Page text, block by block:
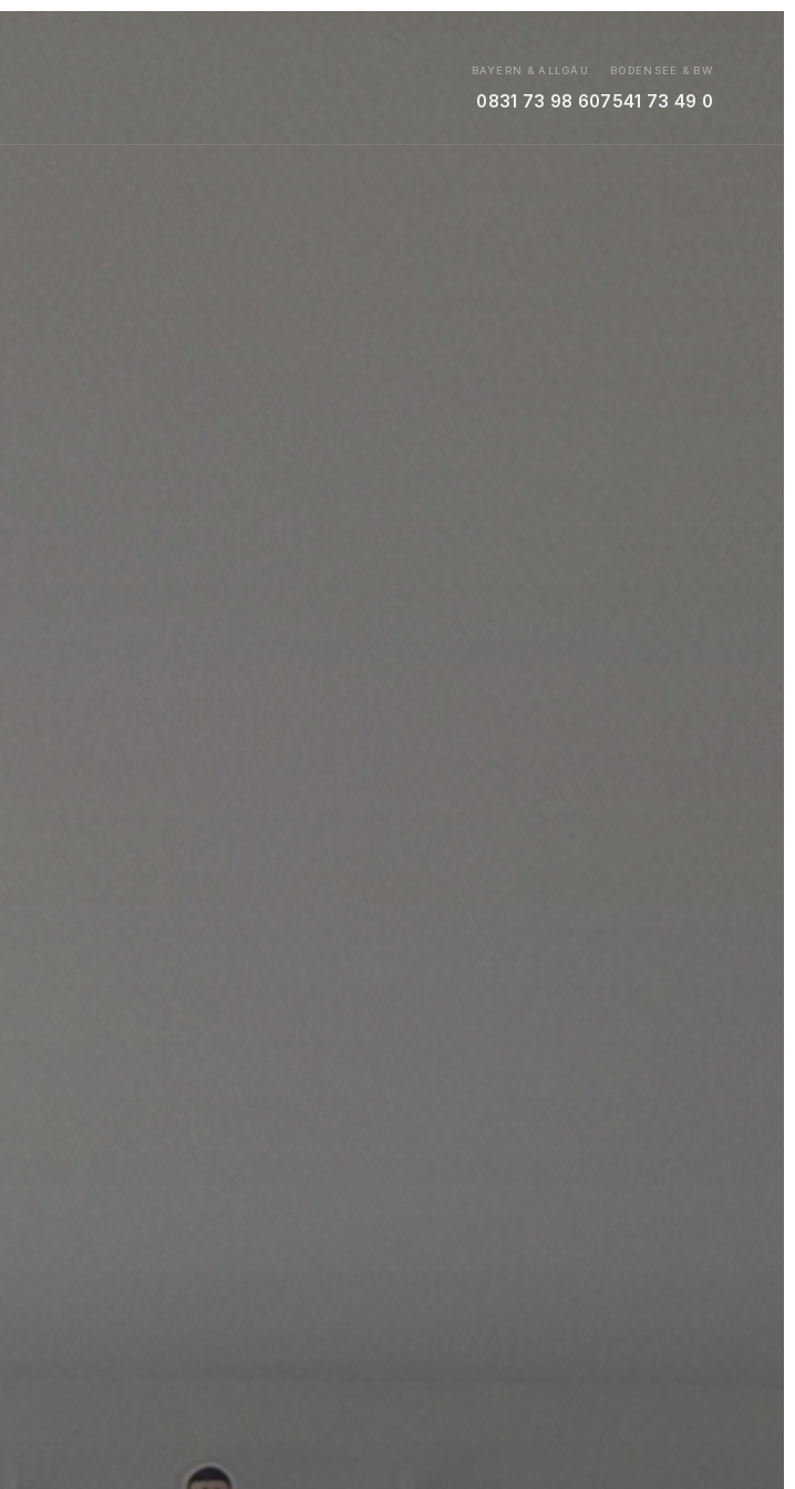
BAYERN & ALLGÄU
0831 73 98 6
BODENSEE & BW
07541 73 49 0